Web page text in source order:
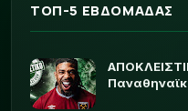
ΤΟΠ-5 ΕΒΔΟΜΑΔΑΣ